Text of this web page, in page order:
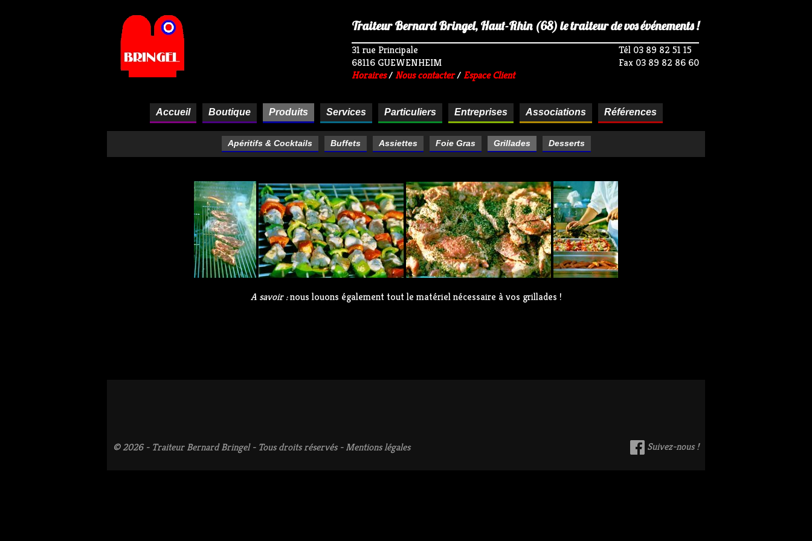
Traiteur Bernard Bringel, Haut-Rhin (68) le traiteur de vos événements !
Tél 03 89 82 51 15
Fax 03 89 82 86 60
31 rue Principale
68116 GUEWENHEIM
Horaires/ Nous contacter/ Espace Client
Accueil Boutique Produits Services Particuliers Entreprises Associations Références
Apéritifs & Cocktails Buffets Assiettes Foie Gras Grillades Desserts
A savoir :nous louons également tout le matériel nécessaire à vos grillades !
© 2026 - Traiteur Bernard Bringel - Tous droits réservés -Mentions légales Suivez-nous !